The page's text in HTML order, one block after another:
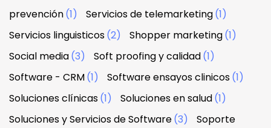
prevención(1) Servicios de telemarketing(1)
Servicios linguisticos(2) Shopper marketing(1)
Social media(3) Soft proofing y calidad(1)
Software - CRM(1) Software ensayos clinicos(1)
Soluciones clínicas(1) Soluciones en salud(1)
Soluciones y Servicios de Software(3)
Soporte